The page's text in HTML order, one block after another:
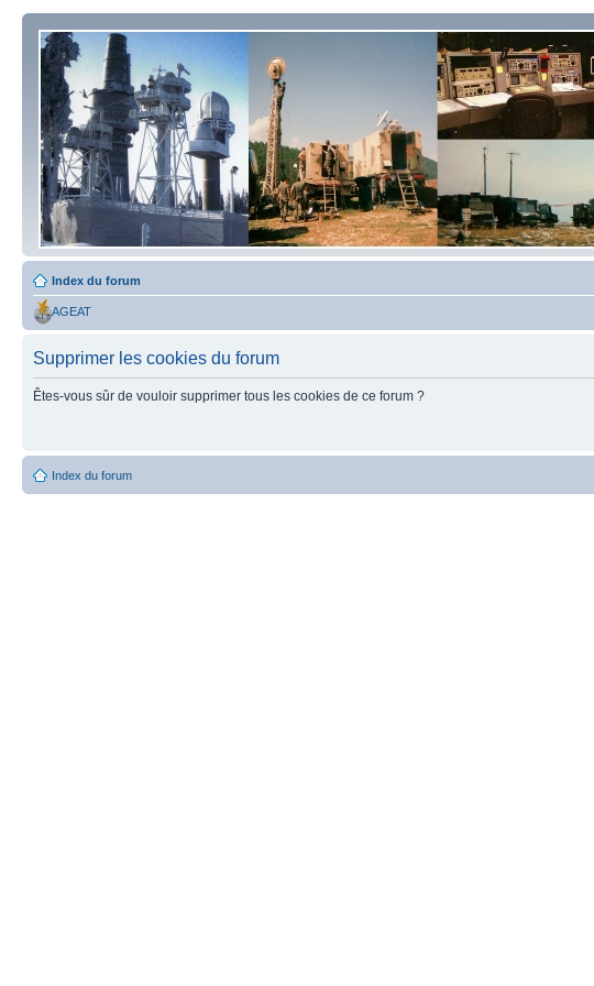
Index du forum
AGEAT
Supprimer les cookies du forum
Êtes-vous sûr de vouloir supprimer tous les cookies de ce forum ?
Index du forum